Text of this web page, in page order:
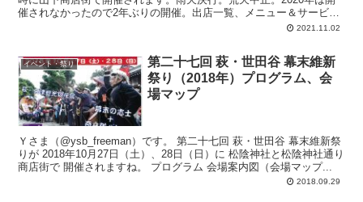
催されなかったので2年ぶりの開催。出店一覧、メニュー＆サービ
ス、会場エリアマップ、ライブ情報、などなどを入手したのでアップ
2021.11.02
イベント・祭り
第二十七回 萩・世田谷 幕末維新
祭り（2018年）プログラム、会
場マップ
Ｙさま（@ysb_freeman）です。 第二十七回 萩・世田谷 幕末維新祭
りが 2018年10月27日（土）、28日（日）に 松陰神社と松陰神社通り
商店街で 開催されますね。 プログラム 会場案内図（会場マップ...
2018.09.29